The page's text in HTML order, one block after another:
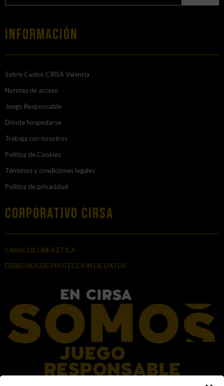
Información
Sobre Casino CIRSA Valencia
Normas de acceso
Juego Responsable
Dónde hospedarse
Trabaja con nosotros
Política de Cookies
Términos y condiciones legales
Política de privacidad
Corporativo Cirsa
CANAL DE LÍNEA ÉTICA
DERECHOS DE PROTECCIÓN DE DATOS